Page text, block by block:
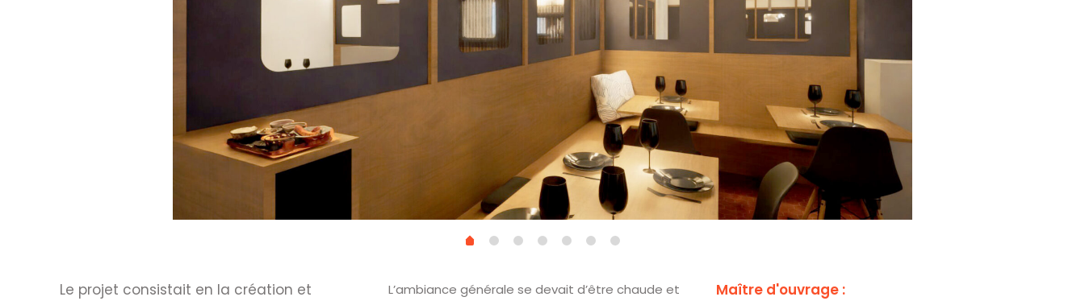
Le projet consistait en la création et
L’ambiance générale se devait d’être chaude et
Maître d'ouvrage :